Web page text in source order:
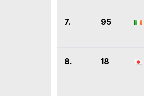
7. 95
8. 18